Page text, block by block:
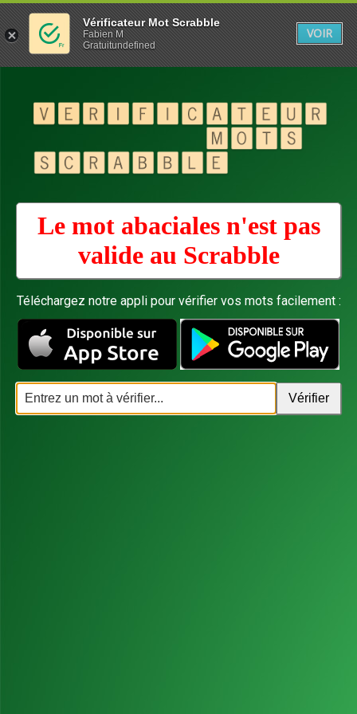
Le mot abaciales n'est pas
valide au Scrabble
Téléchargez notre appli pour vérifier vos mots facilement :
Vérificateur Mot Scrabble
Fabien M
Gratuitundefined
VOIR